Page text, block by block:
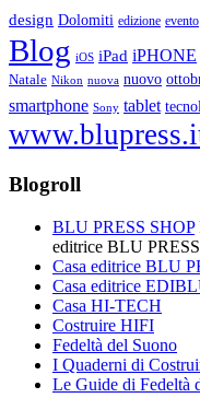
design Dolomiti edizione evento
Blog iOS iPad iPHONE
Natale Nikon nuova nuovo
smartphone Sony tablet
Blogroll
BLU PRESS SHOP
editrice BLU PRESS
Casa editrice BLU
Casa editrice
Casa HI-TECH
Costruire HIFI
Fedeltà del Suono
I Quaderni di
Le Guide di Fedeltà